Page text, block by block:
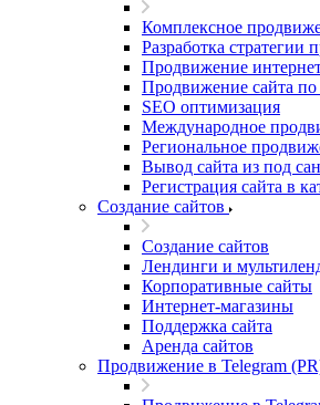
Комплексное
Разработка стратегии
Продвижение
Продвижение сайта по
SEO оптимизация
Международное
Региональное
Вывод сайта из под
Регистрация сайта в
Создание сайтов
Создание сайтов
Лендинги и
Корпоративные сайты
Интернет-магазины
Поддержка сайта
Аренда сайтов
Продвижение в Telegram